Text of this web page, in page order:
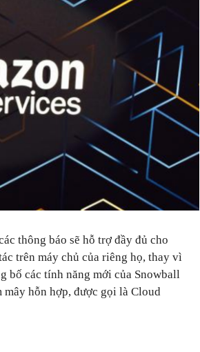
thông báo sẽ hỗ trợ đầy đủ cho
trên máy chủ của riêng họ, thay vì
bố các tính năng mới của Snowball
mây hỗn hợp, được gọi là Cloud